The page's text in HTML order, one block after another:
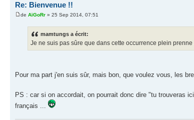
Re: Bienvenue !!
de AïGoRr » 25 Sep 2014, 07:51
mamtungs a écrit:
Je ne suis pas sûre que dans cette occurrence plein prenne
Pour ma part j'en suis sûr, mais bon, que voulez vous, les
PS : car si on accordait, on pourrait donc dire "tu trouveras
français ...